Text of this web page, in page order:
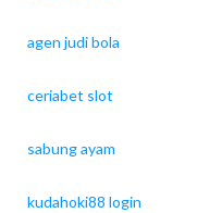
agen judi bola
ceriabet slot
sabung ayam
kudahoki88 login